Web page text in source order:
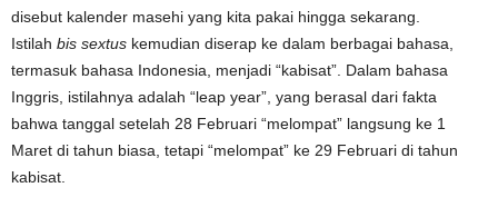
disebut kalender masehi yang kita pakai hingga sekarang.
Istilah bis sextus kemudian diserap ke dalam berbagai bahasa,
termasuk bahasa Indonesia, menjadi “kabisat”. Dalam bahasa
Inggris, istilahnya adalah “leap year”, yang berasal dari fakta
bahwa tanggal setelah 28 Februari “melompat” langsung ke 1
Maret di tahun biasa, tetapi “melompat” ke 29 Februari di tahun
kabisat.